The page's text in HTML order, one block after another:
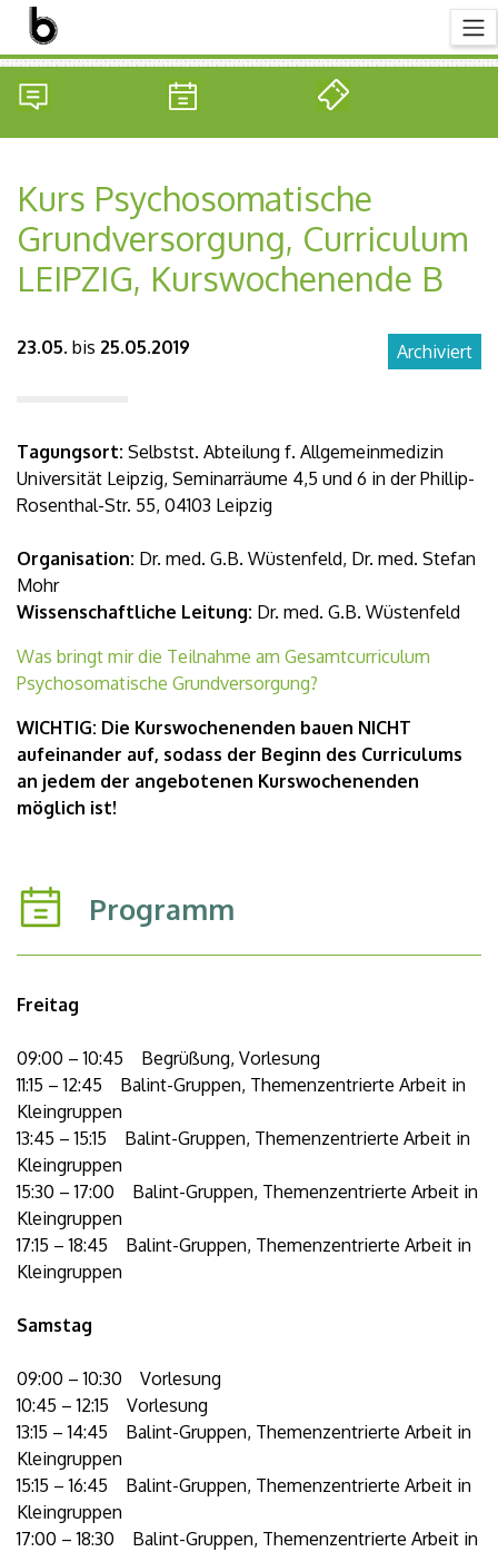
Kurs Psychosomatische
Grundversorgung, Curriculum
LEIPZIG, Kurswochenende B
Archiviert
23.05. bis 25.05.2019
Tagungsort: Selbstst. Abteilung f. Allgemeinmedizin
Universität Leipzig, Seminarräume 4,5 und 6 in der Phillip-
Rosenthal-Str. 55, 04103 Leipzig
Organisation: Dr. med. G.B. Wüstenfeld, Dr. med. Stefan
Mohr
Wissenschaftliche Leitung: Dr. med. G.B. Wüstenfeld
Was bringt mir die Teilnahme am Gesamtcurriculum
Psychosomatische Grundversorgung?
WICHTIG: Die Kurswochenenden bauen NICHT
aufeinander auf, sodass der Beginn des Curriculums
an jedem der angebotenen Kurswochenenden
möglich ist!
Programm
Freitag
09:00 – 10:45 Begrüßung, Vorlesung
11:15 – 12:45 Balint-Gruppen, Themenzentrierte Arbeit in
Kleingruppen
13:45 – 15:15 Balint-Gruppen, Themenzentrierte Arbeit in
Kleingruppen
15:30 – 17:00 Balint-Gruppen, Themenzentrierte Arbeit in
Kleingruppen
17:15 – 18:45 Balint-Gruppen, Themenzentrierte Arbeit in
Kleingruppen
Samstag
09:00 – 10:30 Vorlesung
10:45 – 12:15 Vorlesung
13:15 – 14:45 Balint-Gruppen, Themenzentrierte Arbeit in
Kleingruppen
15:15 – 16:45 Balint-Gruppen, Themenzentrierte Arbeit in
Kleingruppen
17:00 – 18:30 Balint-Gruppen, Themenzentrierte Arbeit in